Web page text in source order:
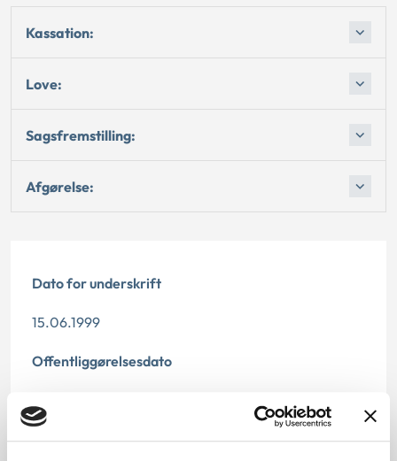
Kassation:
Love:
Sagsfremstilling:
Afgørelse:
Dato for underskrift
15.06.1999
Offentliggørelsesdato
Paragraf